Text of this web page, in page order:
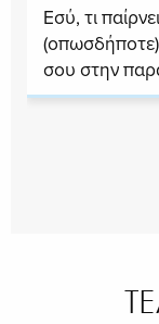
Εσύ, τι
(οπωσδήποτε)
σου στην